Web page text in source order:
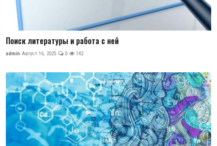
Поиск литературы и работа с ней
admin Август 16, 2025 0 142